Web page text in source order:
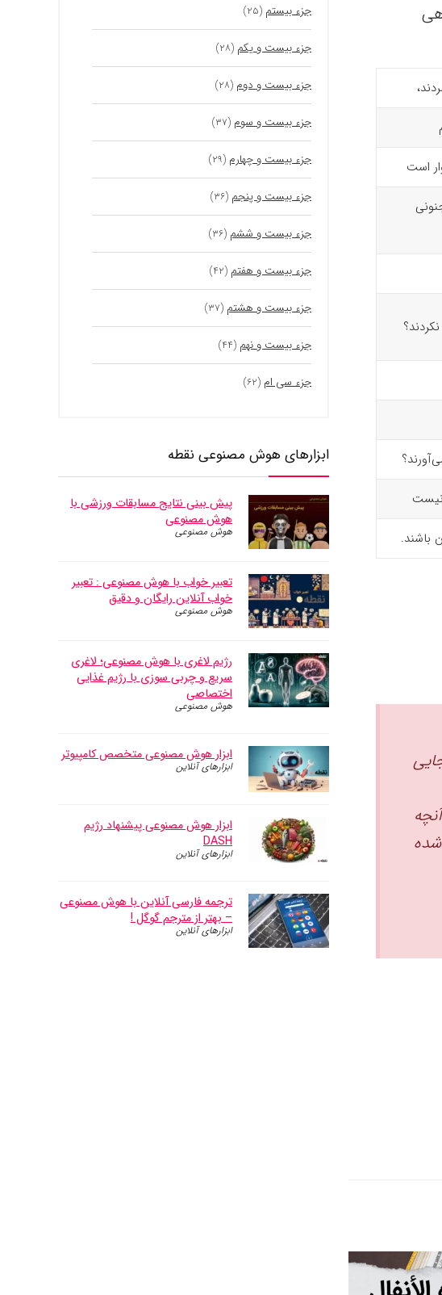
است
نیست
باشند.
جزء بیستم (۲۵)
جزء بیست و یکم (۲۸)
جزء بیست و دوم (۲۸)
جزء بیست و سوم (۳۷)
جزء بیست و چهارم (۲۹)
جزء بیست و پنجم (۳۶)
جزء بیست و ششم (۳۶)
جزء بیست و هفتم (۴۲)
جزء بیست و هشتم (۳۷)
جزء بیست و نهم (۴۴)
جزء سی ام (۶۲)
ابزارهای هوش مصنوعی نقطه
پیش بینی نتایج مسابقات ورزشی با
هوش مصنوعی
هوش مصنوعی
تعبیر خواب با هوش مصنوعی : تعبیر
خواب آنلاین رایگان و دقیق
هوش مصنوعی
رژیم لاغری با هوش مصنوعی؛ لاغری
سریع و چربی سوزی با رژیم غذایی
اختصاصی
هوش مصنوعی
ابزار هوش مصنوعی متخصص کامپیوتر
ابزارهای آنلاین
ابزار هوش مصنوعی پیشنهاد رژیم
DASH
ابزارهای آنلاین
ترجمه فارسی آنلاین با هوش مصنوعی
– بهتر از مترجم گوگل !
ابزارهای آنلاین